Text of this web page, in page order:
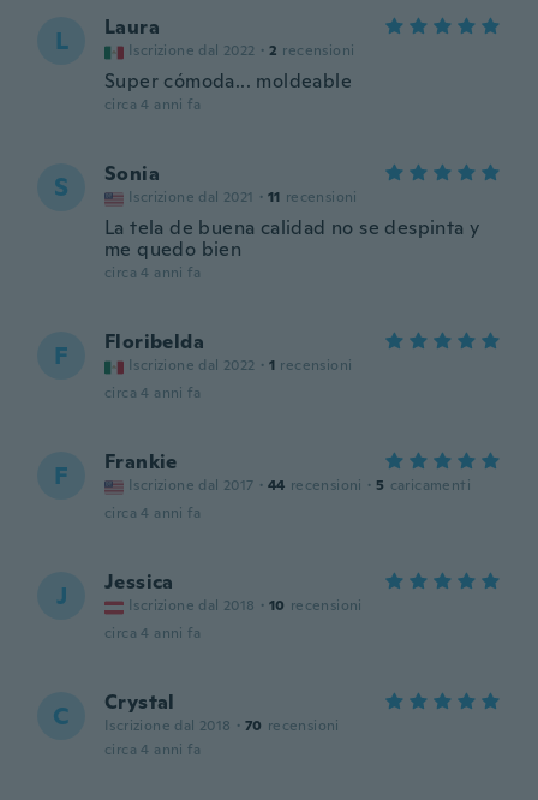
L Laura
Iscrizione dal 2022 · 2 recensioni
Super cómoda... moldeable
circa 4 anni fa
S Sonia
Iscrizione dal 2021 · 11 recensioni
La tela de buena calidad no se despinta y
me quedo bien
circa 4 anni fa
F Floribelda
Iscrizione dal 2022 · 1 recensioni
circa 4 anni fa
F Frankie
Iscrizione dal 2017 · 44 recensioni · 5 caricamenti
circa 4 anni fa
J Jessica
Iscrizione dal 2018 · 10 recensioni
circa 4 anni fa
C Crystal
Iscrizione dal 2018 · 70 recensioni
circa 4 anni fa